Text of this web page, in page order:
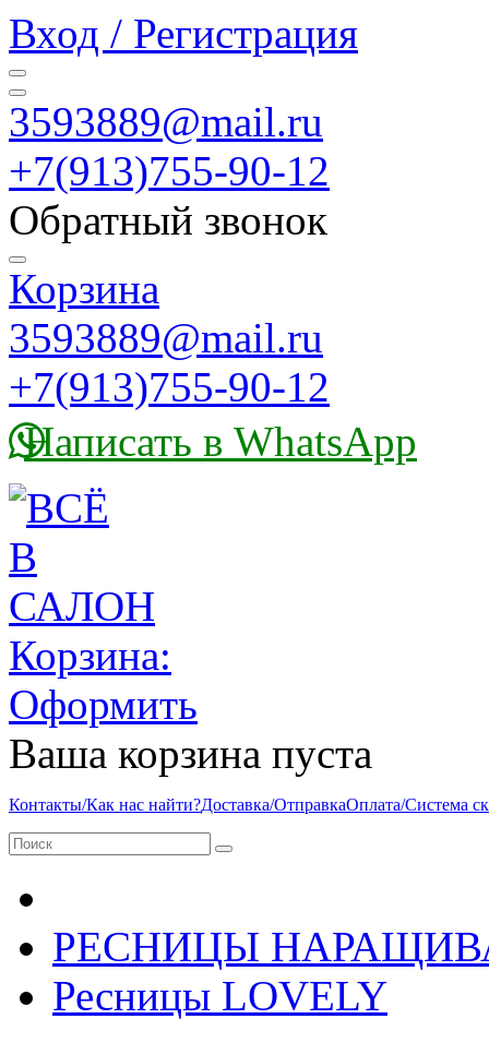
Вход / Регистрация
3593889@mail.ru
+7(913)755-90-12
Обратный звонок
Корзина
3593889@mail.ru
+7(913)755-90-12
Написать в WhatsApp
Корзина:
Оформить
Ваша корзина пуста
Контакты/Как нас найти?Доставка/ОтправкаОплата/Система
РЕСНИЦЫ
Ресницы LOVELY